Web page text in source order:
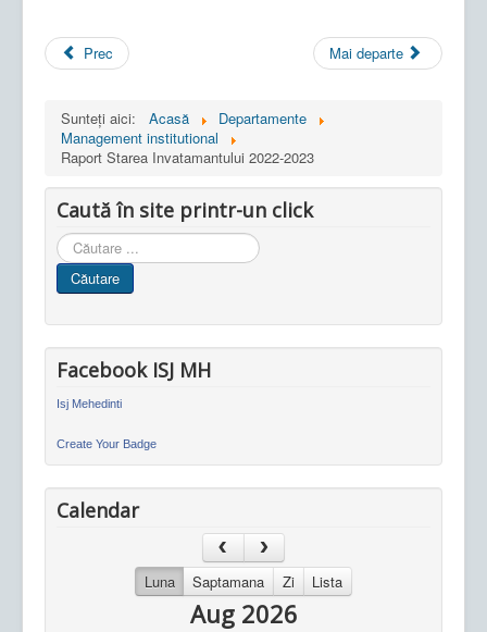
Prec Mai departe
Sunteți aici: Acasă
Departamente
Management institutional
Raport Starea Invatamantului 2022-2023
Caută în site printr-un click
Cauta
in
site
Căutare
Facebook ISJ MH
Isj Mehedinti
Create Your Badge
Calendar
Luna Saptamana Zi Lista
Aug 2026